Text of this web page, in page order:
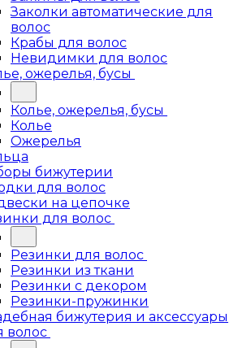
Заколки автоматические для
волос
Крабы для волос
Невидимки для волос
ожерелья, бусы
Колье, ожерелья, бусы
Колье
Ожерелья
бижутерии
для волос
на цепочке
для волос
Резинки для волос
Резинки из ткани
Резинки с декором
Резинки-пружинки
бижутерия и аксессуары
волос